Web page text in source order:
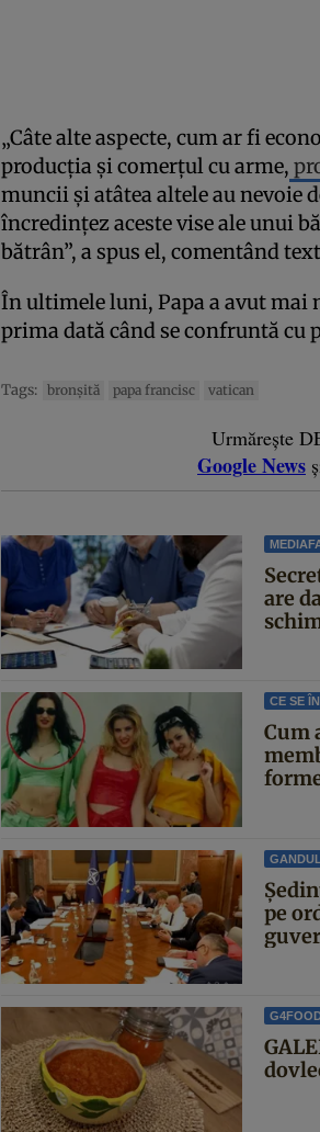
„Câte alte aspecte, cum ar fi
producția și comerțul cu arme,
muncii și atâtea altele au nevoie
încredințez aceste vise ale unui
bătrân”, a spus el, comentând
În ultimele luni, Papa a avut mai
prima dată când se confruntă cu
Tags: bronşită papa francisc vatican
Urmărește
Google News
are
CE SE
Cum
pe